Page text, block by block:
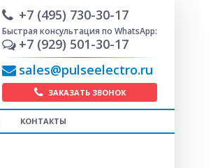
+7 (495) 730-30-17
Быстрая консультация по WhatsApp:
+7 (929) 501-30-17
sales@pulseelectro.ru
ЗАКАЗАТЬ ЗВОНОК
КОНТАКТЫ